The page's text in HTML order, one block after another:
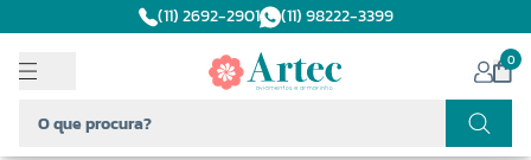
(11) 2692-2901 (11) 98222-3399
0